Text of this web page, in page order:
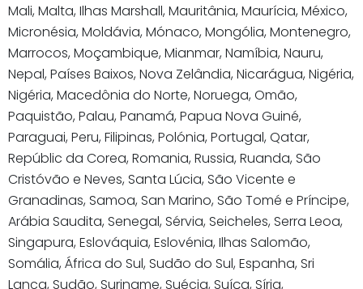
Mali, Malta, Ilhas Marshall, Mauritânia, Maurícia, México,
Micronésia, Moldávia, Mónaco, Mongólia, Montenegro,
Marrocos, Moçambique, Mianmar, Namíbia, Nauru,
Nepal, Países Baixos, Nova Zelândia, Nicarágua, Nigéria,
Nigéria, Macedônia do Norte, Noruega, Omão,
Paquistão, Palau, Panamá, Papua Nova Guiné,
Paraguai, Peru, Filipinas, Polónia, Portugal, Qatar,
Repúblic da Corea, Romania, Russia, Ruanda, São
Cristóvão e Neves, Santa Lúcia, São Vicente e
Granadinas, Samoa, San Marino, São Tomé e Príncipe,
Arábia Saudita, Senegal, Sérvia, Seicheles, Serra Leoa,
Singapura, Eslováquia, Eslovénia, Ilhas Salomão,
Somália, África do Sul, Sudão do Sul, Espanha, Sri
Lanca, Sudão, Suriname, Suécia, Suíça, Síria,